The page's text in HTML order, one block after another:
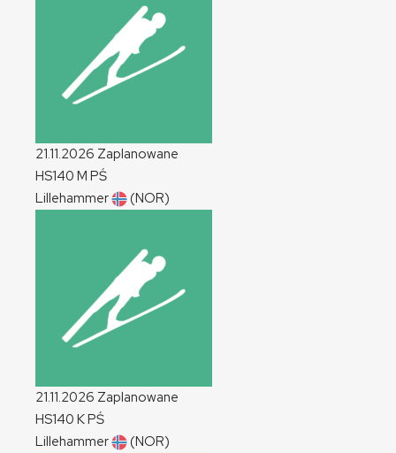
21.11.2026 Zaplanowane
HS140 M PŚ
Lillehammer
(NOR)
21.11.2026 Zaplanowane
HS140 KPŚ
Lillehammer
(NOR)